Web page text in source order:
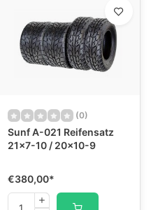
(0)
Sunf A-021 Reifensatz
21x7-10 / 20x10-9
€380,00*